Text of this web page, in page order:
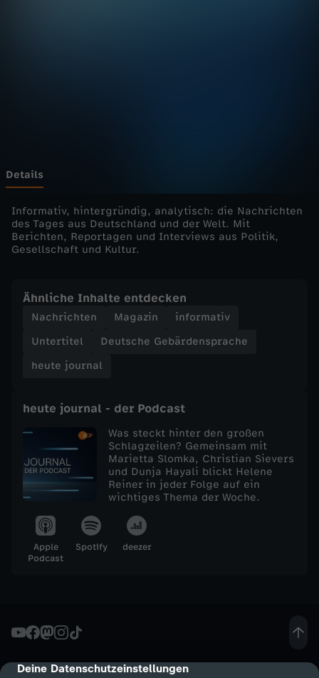
cmp-dialog-description
Deine Datenschutzeinstellungen
-
h
e
t
e
o
u
r
n
a
v
o
Details
Informativ, hintergründig, analytisch: die Nachrichten
des Tages aus Deutschland und der Welt. Mit
Berichten, Reportagen und Interviews aus Politik,
Gesellschaft und Kultur.
Ähnliche Inhalte entdecken
Nachrichten Magazin
informativ
Untertitel
Deutsche Gebärdensprache
heute journal
heute journal - der Podcast
Was steckt hinter den großen
Schlagzeilen? Gemeinsam mit
Marietta Slomka, Christian Sievers
und Dunja Hayali blickt Helene
Reiner in jeder Folge auf ein
wichtiges Thema der Woche.
Apple
Podcast
Spotify deezer